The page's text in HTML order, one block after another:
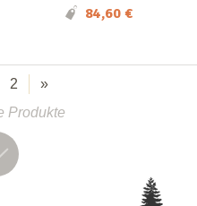
84,60 €
2
»
Produkte